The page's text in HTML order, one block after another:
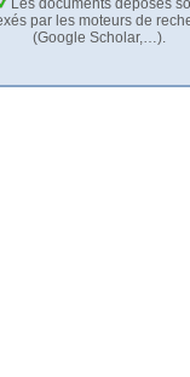
Les documents déposés
par les moteurs de
(Google Scholar,…).